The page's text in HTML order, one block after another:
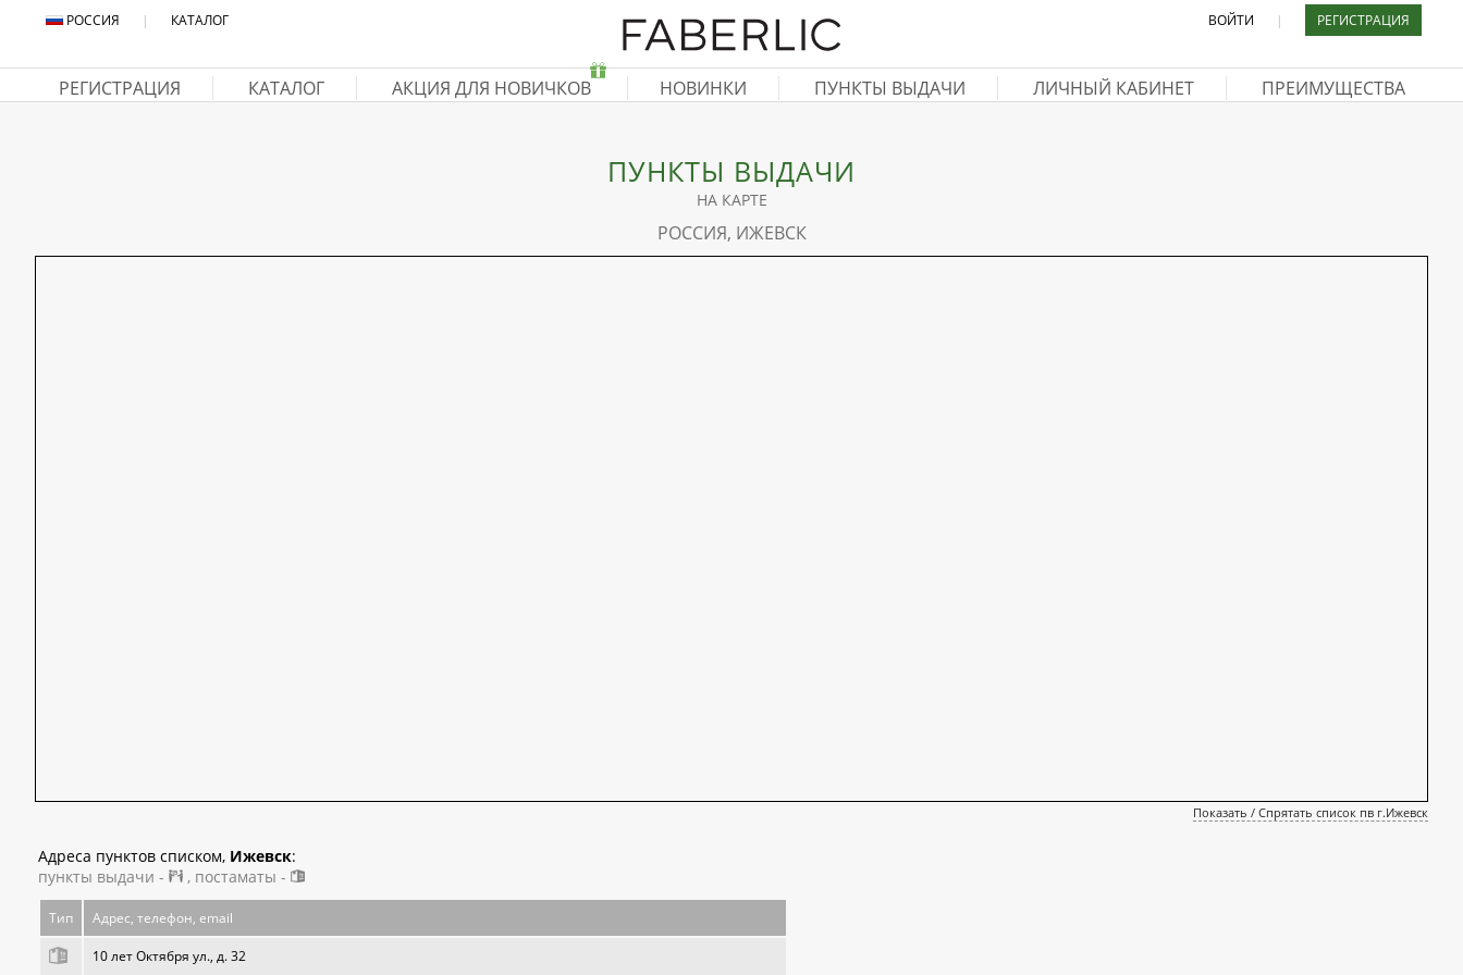
РОССИЯ | КАТАЛОГ ВОЙТИ | РЕГИСТРАЦИЯ
РЕГИСТРАЦИЯ КАТАЛОГ АКЦИЯ ДЛЯ НОВИЧКОВ НОВИНКИ ПУНКТЫ ВЫДАЧИ ЛИЧНЫЙ КАБИНЕТ ПРЕИМУЩЕСТВА
ПУНКТЫ ВЫДАЧИ
НА КАРТЕ
РОССИЯ, ИЖЕВСК
Показать / Спрятать список пв г.Ижевск
Адреса пунктов списком, Ижевск:
пункты выдачи -
, постаматы -
Тип Адрес, телефон, email
10 лет Октября ул., д. 32